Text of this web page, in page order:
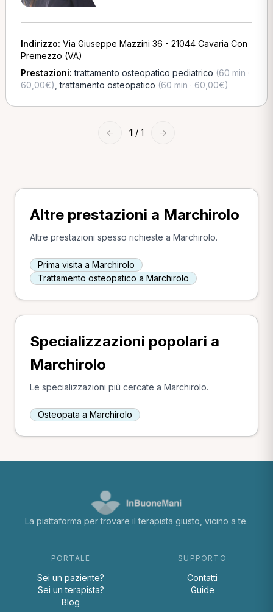
Indirizzo: Via Giuseppe Mazzini 36 - 21044 Cavaria Con
Premezzo (VA)
Prestazioni:trattamento osteopatico pediatrico (60 min ·
60,00€) ,trattamento osteopatico (60 min · 60,00€)
← 1 / 1 →
Altre prestazioni a Marchirolo
Altre prestazioni spesso richieste a Marchirolo.
Prima visita a Marchirolo
Trattamento osteopatico a Marchirolo
Specializzazioni popolari a
Marchirolo
Le specializzazioni più cercate a Marchirolo.
Osteopata a Marchirolo
La piattaforma per trovare il terapista giusto, vicino a te.
PORTALE
Sei un paziente?
Sei un terapista?
Blog
SUPPORTO
Contatti
Guide